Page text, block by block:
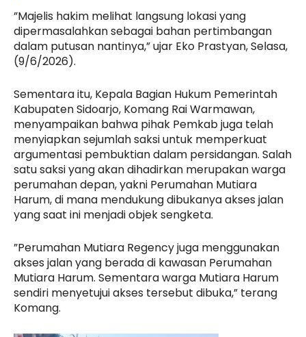
”Majelis hakim melihat langsung lokasi yang
dipermasalahkan sebagai bahan pertimbangan
dalam putusan nantinya,” ujar Eko Prastyan, Selasa,
(9/6/2026).
Sementara itu, Kepala Bagian Hukum Pemerintah
Kabupaten Sidoarjo, Komang Rai Warmawan,
menyampaikan bahwa pihak Pemkab juga telah
menyiapkan sejumlah saksi untuk memperkuat
argumentasi pembuktian dalam persidangan. Salah
satu saksi yang akan dihadirkan merupakan warga
perumahan depan, yakni Perumahan Mutiara
Harum, di mana mendukung dibukanya akses jalan
yang saat ini menjadi objek sengketa.
”Perumahan Mutiara Regency juga menggunakan
akses jalan yang berada di kawasan Perumahan
Mutiara Harum. Sementara warga Mutiara Harum
sendiri menyetujui akses tersebut dibuka,” terang
Komang.